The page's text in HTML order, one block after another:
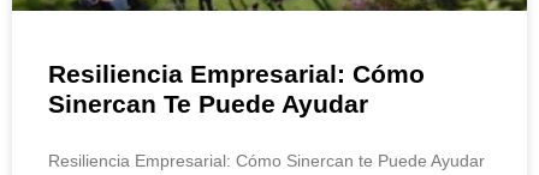
Resiliencia Empresarial: Cómo
Sinercan Te Puede Ayudar
Resiliencia Empresarial: Cómo Sinercan te Puede Ayudar